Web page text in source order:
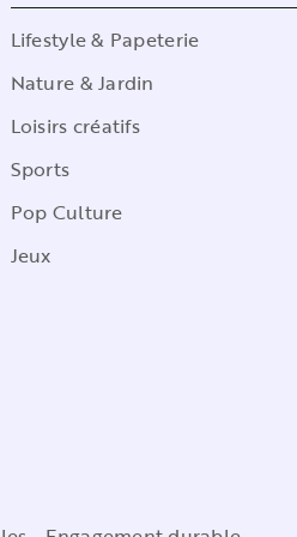
Lifestyle & Papeterie
Nature & Jardin
Loisirs créatifs
Sports
Pop Culture
Jeux